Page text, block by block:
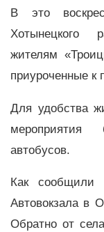
В это
Хотынецкого
жителям
приуроченные к
Для удобства
мероприятия
автобусов.
Как сообщили
Автовокзала в
Обратно от